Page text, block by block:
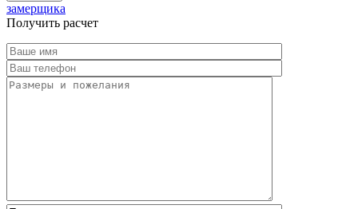
замерщика
Получить расчет